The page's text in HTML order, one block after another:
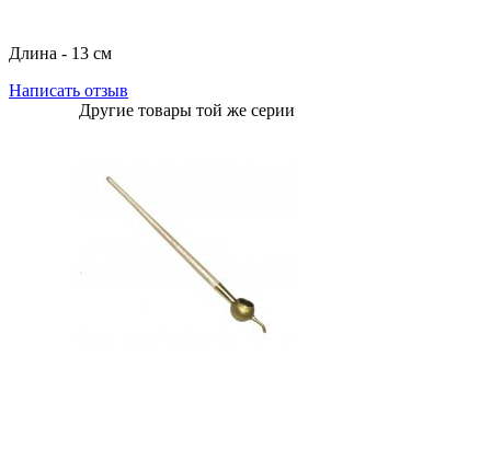
Длина - 13 см
Написать отзыв
Другие товары той же серии